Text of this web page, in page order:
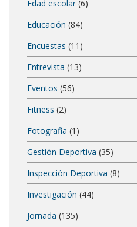
Edad escolar (6)
Educación (84)
Encuestas (11)
Entrevista (13)
Eventos (56)
Fitness (2)
Fotografia (1)
Gestión Deportiva (35)
Inspección Deportiva (8)
Investigación (44)
Jornada (135)